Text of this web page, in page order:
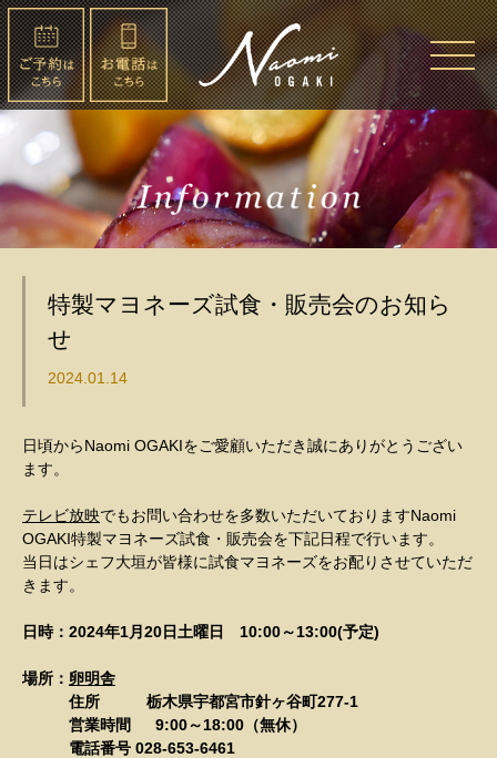
特製マヨネーズ試食・販売会のお知ら
せ
2024.01.14
日頃からNaomi OGAKIをご愛顧いただき誠にありがとうござい
ます。
テレビ放映でもお問い合わせを多数いただいておりますNaomi
OGAKI特製マヨネーズ試食・販売会を下記日程で行います。
当日はシェフ大垣が皆様に試食マヨネーズをお配りさせていただ
きます。
日時：2024年1月20日土曜日 10:00～13:00(予定)
場所： 卵明舎
住所 栃木県宇都宮市針ヶ谷町277-1
営業時間 9:00～18:00（無休）
電話番号 028-653-6461